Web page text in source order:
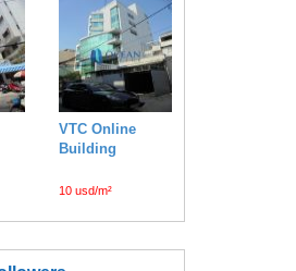
VTC Online
Building
10 usd/m²